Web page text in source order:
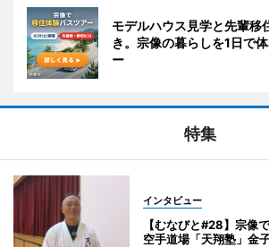
モデルハウス見学と先輩移
き。宗像の暮らしを1日で
ー
特集
インタビュー
【むなびと#28】宗像
空手道場「天翔塾」金